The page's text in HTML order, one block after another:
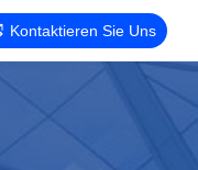
Kontaktieren Sie Uns